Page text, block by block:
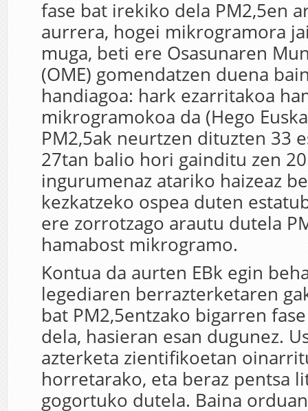
fase bat irekiko dela PM2,5en
aurrera, hogei mikrogramora
muga, beti ere Osasunaren
(OME) gomendatzen duena
handiagoa: hark ezarritakoa
mikrogramokoa da (Hego
PM2,5ak neurtzen dituzten 33
27tan balio hori gainditu zen
ingurumenaz atariko haizeaz
kezkatzeko ospea duten
ere zorrotzago arautu dutela
hamabost mikrogramo.
Kontua da aurten EBk egin
legediaren berrazterketaren
bat PM2,5entzako bigarren
dela, hasieran esan dugunez.
azterketa zientifikoetan
horretarako, eta beraz pentsa
gogortuko dutela. Baina